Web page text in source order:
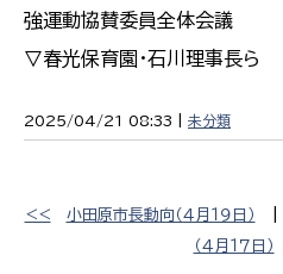
強運動協賛委員全体会議
▽春光保育園・石川理事長ら
2025/04/21 08:33 | 未分類
<< 小田原市長動向（４月１９日）
（４月１７日）